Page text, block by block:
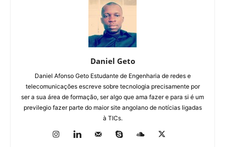
Daniel Geto
Daniel Afonso Geto Estudante de Engenharia de redes e
telecomunicações escreve sobre tecnologia precisamente por
ser a sua área de formação, ser algo que ama fazer e para si é um
previlegio fazer parte do maior site angolano de notícias ligadas
à TICs.